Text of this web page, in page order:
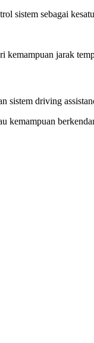
sistem sebagai
kemampuan jarak
sistem driving
kemampuan